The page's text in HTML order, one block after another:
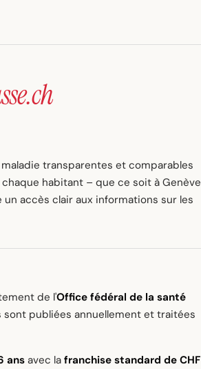
transparentes et comparables
habitant – que ce soit à Genève
accès clair aux informations sur les
de l'Office fédéral de la santé
sont publiées annuellement et traitées
ans avec la franchise standard de CHF